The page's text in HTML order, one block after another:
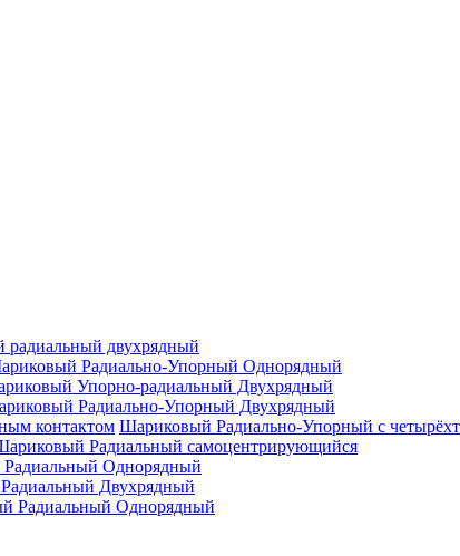
двухрядный
Радиально-Упорный Однорядный
Упорно-радиальный Двухрядный
Радиально-Упорный Двухрядный
Шариковый Радиально-Упорный с
Радиальный самоцентрирующийся
Однорядный
Двухрядный
Радиальный Однорядный